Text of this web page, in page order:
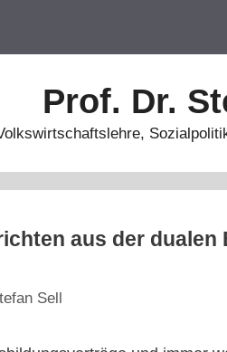
Prof. Dr.
aus der
Sell